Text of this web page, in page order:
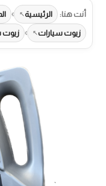
أنت هنا: الرئيسية ›
زيوت سيارات › زيوت